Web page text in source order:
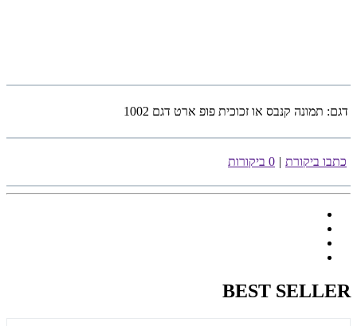
דגם: תמונה קנבס או זכוכית פופ ארט דגם 1002
כתבו ביקורת | 0 ביקורות
BEST SELLER